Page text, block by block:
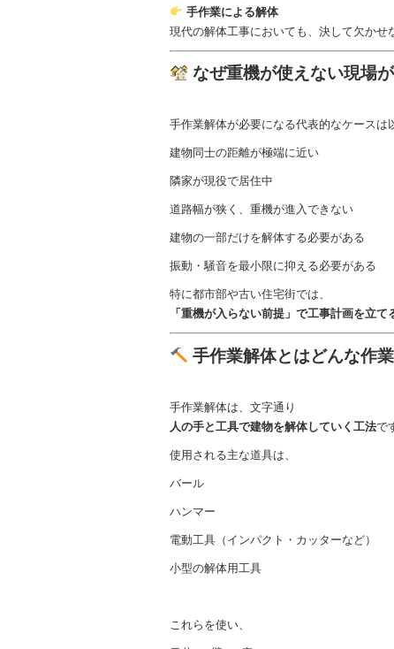
手作業による解体
現代の解体工事においても、決して欠かせ
なぜ重機が使えない現場
手作業解体が必要になる代表的なケースは
建物同士の距離が極端に近い
隣家が現役で居住中
道路幅が狭く、重機が進入できない
建物の一部だけを解体する必要がある
振動・騒音を最小限に抑える必要がある
特に都市部や古い住宅街では、
「重機が入らない前提」で工事計画を立て
手作業解体とはどんな作
手作業解体は、文字通り
人の手と工具で建物を解体していく工法で
使用される主な道具は、
バール
ハンマー
電動工具（インパクト・カッターなど）
小型の解体用工具
これらを使い、